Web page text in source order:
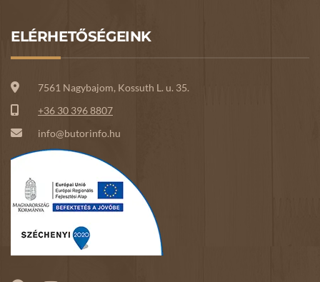
ELÉRHETŐSÉGEINK
7561 Nagybajom, Kossuth L. u. 35.
+36 30 396 8807
info@butorinfo.hu